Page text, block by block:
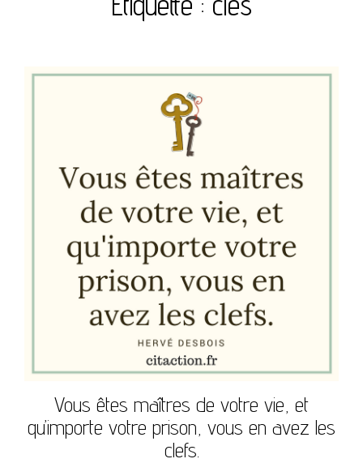
Vous êtes maîtres de votre vie, et
qu’importe votre prison, vous en avez les
clefs.